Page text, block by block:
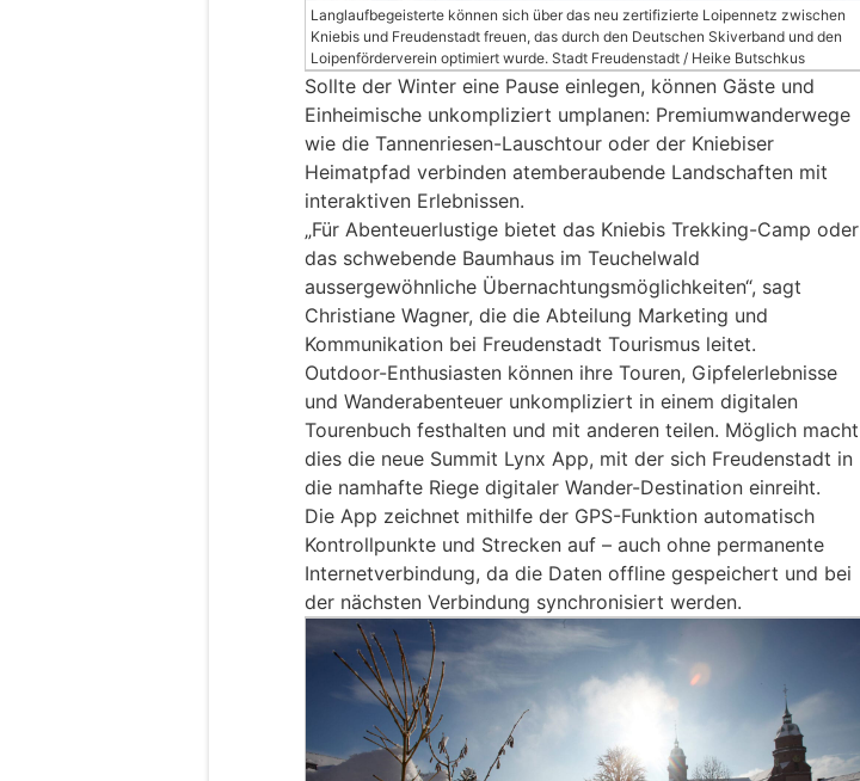
Langlaufbegeisterte können sich über das neu zertifizierte Loipennetz zwischen
Kniebis und Freudenstadt freuen, das durch den Deutschen Skiverband und den
Loipenförderverein optimiert wurde. Stadt Freudenstadt / Heike Butschkus
Sollte der Winter eine Pause einlegen, können Gäste und
Einheimische unkompliziert umplanen: Premiumwanderwege
wie die Tannenriesen-Lauschtour oder der Kniebiser
Heimatpfad verbinden atemberaubende Landschaften mit
interaktiven Erlebnissen.
„Für Abenteuerlustige bietet das Kniebis Trekking-Camp oder
das schwebende Baumhaus im Teuchelwald
aussergewöhnliche Übernachtungsmöglichkeiten“, sagt
Christiane Wagner, die die Abteilung Marketing und
Kommunikation bei Freudenstadt Tourismus leitet.
Outdoor-Enthusiasten können ihre Touren, Gipfelerlebnisse
und Wanderabenteuer unkompliziert in einem digitalen
Tourenbuch festhalten und mit anderen teilen. Möglich macht
dies die neue Summit Lynx App, mit der sich Freudenstadt in
die namhafte Riege digitaler Wander-Destination einreiht.
Die App zeichnet mithilfe der GPS-Funktion automatisch
Kontrollpunkte und Strecken auf – auch ohne permanente
Internetverbindung, da die Daten offline gespeichert und bei
der nächsten Verbindung synchronisiert werden.